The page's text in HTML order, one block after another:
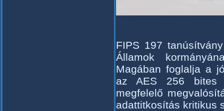
FIPS 197
Államok
Magában foglalja a
az AES 256 bites
megfelelő
adattitkosítás kritikus